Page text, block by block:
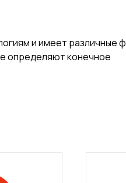
и имеет различные
определяют конечное